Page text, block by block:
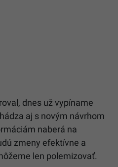
dnes už vypíname
aj s novým návrhom
naberá na
zmeny efektívne a
len polemizovať.